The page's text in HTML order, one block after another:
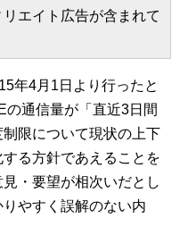
エイト広告が含まれて
年4月1日より行ったと
の通信量が「直近3日間
限について現状の上下
る方針であえることを
・要望が相次いだとし
やすく誤解のない内